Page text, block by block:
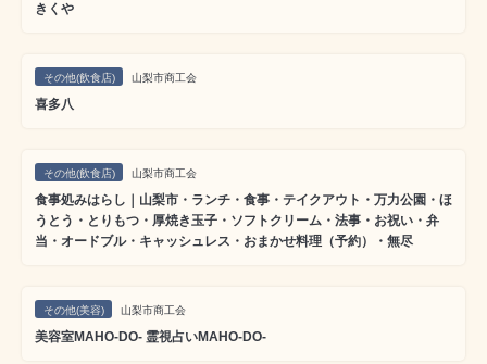
きくや
その他(飲食店) 山梨市商工会
喜多八
その他(飲食店) 山梨市商工会
食事処みはらし｜山梨市・ランチ・食事・テイクアウト・万力公園・ほ
うとう・とりもつ・厚焼き玉子・ソフトクリーム・法事・お祝い・弁
当・オードブル・キャッシュレス・おまかせ料理（予約）・無尽
その他(美容) 山梨市商工会
美容室MAHO-DO- 霊視占いMAHO-DO-